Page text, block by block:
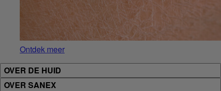
Ontdek meer
OVER DE HUID
OVER SANEX